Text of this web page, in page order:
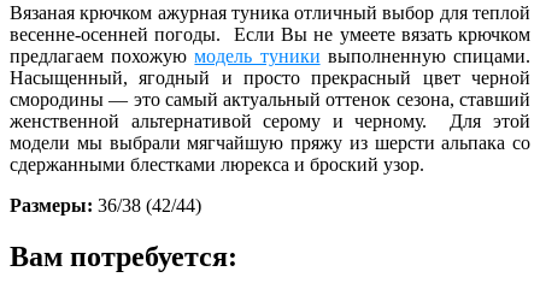
Вязаная крючком ажурная туника отличный выбор для теплой
весенне-осенней погоды. Если Вы не умеете вязать крючком
предлагаем похожуюмодель туники выполненную спицами.
Насыщенный, ягодный и просто прекрасный цвет черной
смородины — это самый актуальный оттенок сезона, ставший
женственной альтернативой серому и черному. Для этой
модели мы выбрали мягчайшую пряжу из шерсти альпака со
сдержанными блестками люрекса и броский узор.
Размеры: 36/38 (42/44)
Вам потребуется: